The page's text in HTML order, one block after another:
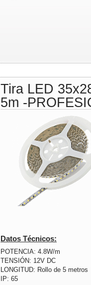
Tira LED
5m -
Datos Técnicos:
POTENCIA: 4.8W/m
TENSIÓN: 12V DC
LONGITUD: Rollo de 5 metros
IP: 65